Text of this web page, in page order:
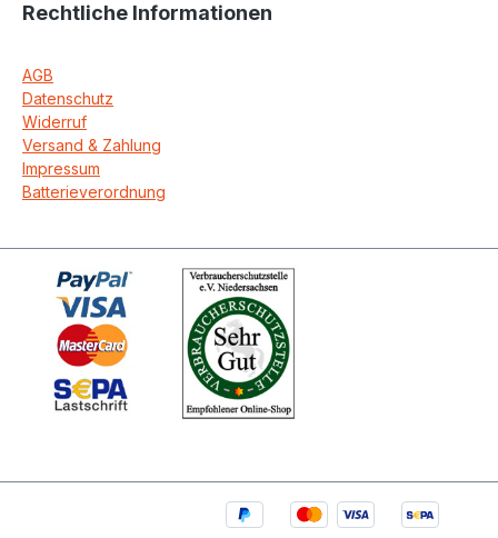
Rechtliche Informationen
AGB
Datenschutz
Widerruf
Versand & Zahlung
Impressum
Batterieverordnung